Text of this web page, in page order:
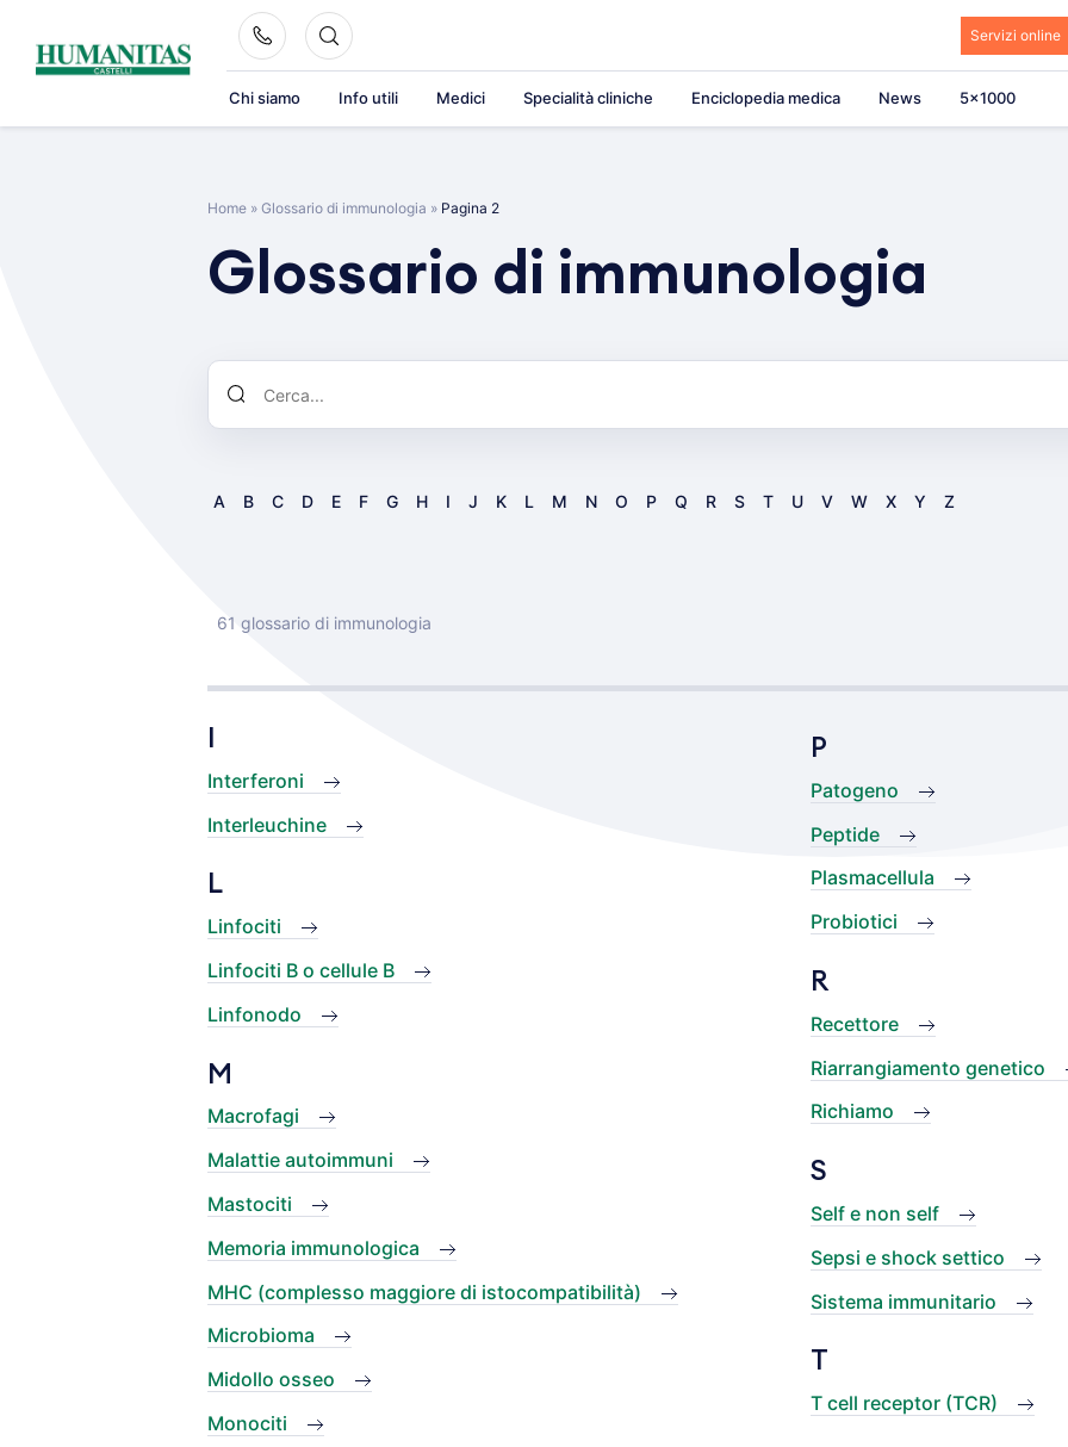
content
Servizi online
Chi siamo Info utili Medici Specialità cliniche Enciclopedia medica News 5×1000
Home » Glossario di immunologia » Pagina 2
Glossario di immunologia
A B C D E F G H I J K L M N O P Q R S T U V W X Y Z
61 glossario di immunologia
Interferoni
Interleuchine
L
Linfociti
Linfociti B o cellule B
Linfonodo
M
Macrofagi
Malattie autoimmuni
Mastociti
Memoria immunologica
MHC (complesso maggiore di istocompatibilità)
Microbioma
Midollo osseo
Monociti
P
Patogeno
Peptide
Plasmacellula
Probiotici
R
Recettore
Riarrangiamento genetico
Richiamo
S
Self e non self
Sepsi e shock settico
Sistema immunitario
T
T cell receptor (TCR)